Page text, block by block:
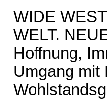
WIDE
WELT.
Hoffnung,
Umgang mit